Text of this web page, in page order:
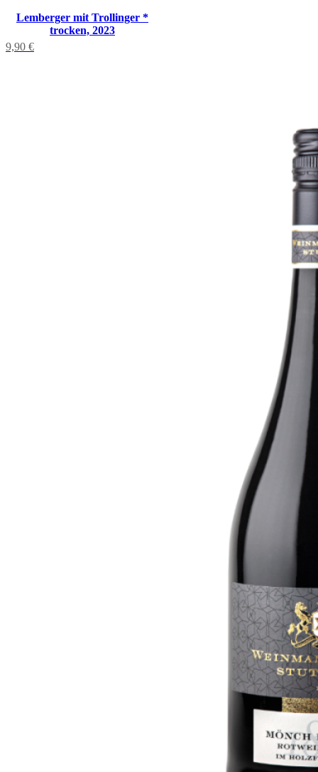
Lemberger mit Trollinger *
trocken, 2023
9,90 €